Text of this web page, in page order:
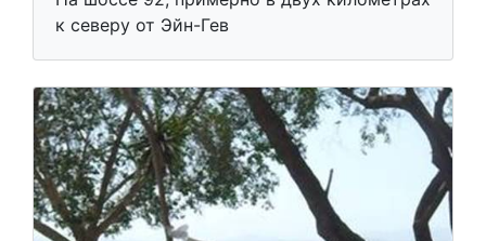
к северу от Эйн-Гев